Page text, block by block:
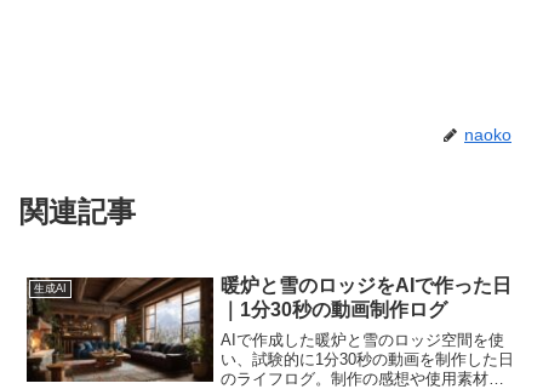
naoko
関連記事
生成AI
暖炉と雪のロッジをAIで作った日
｜1分30秒の動画制作ログ
AIで作成した暖炉と雪のロッジ空間を使
い、試験的に1分30秒の動画を制作した日
のライフログ。制作の感想や使用素材を